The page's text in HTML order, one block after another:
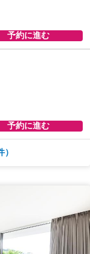
予約に進む
予約に進む